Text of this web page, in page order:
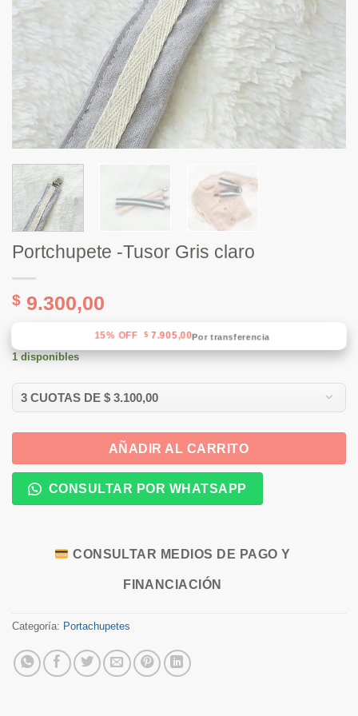
Portchupete -Tusor Gris claro
$ 9.300,00
15% OFF $ 7.905,00Por transferencia
1 disponibles
AÑADIR AL CARRITO
CONSULTAR POR WHATSAPP
CONSULTAR MEDIOS DE PAGO Y
FINANCIACIÓN
Categoría: Portachupetes